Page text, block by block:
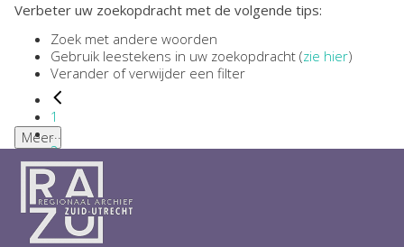
Verbeter uw zoekopdracht met de volgende tips:
Zoek met andere woorden
Gebruik leestekens in uw zoekopdracht (zie hier)
Verander of verwijder een filter
1
...
2
3
4
5
6
...
Meer